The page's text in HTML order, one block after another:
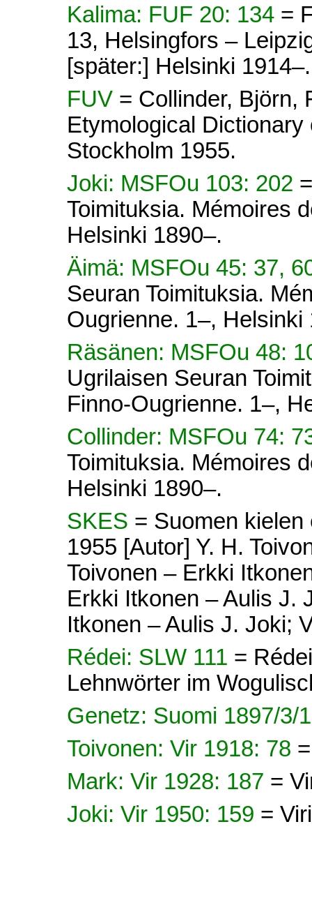
Kalima: FUF 20: 134 =
13, Helsingfors –
[später:] Helsinki 1914–.
FUV = Collinder, Björn,
Etymological
Stockholm 1955.
Joki: MSFOu 103: 202
Toimituksia. Mémoires
Helsinki 1890–.
Äimä: MSFOu 45: 37,
Seuran Toimituksia.
Ougrienne. 1–, Helsinki
Räsänen: MSFOu 48:
Ugrilaisen Seuran
Finno-Ougrienne. 1–,
Collinder: MSFOu 74:
Toimituksia. Mémoires
Helsinki 1890–.
SKES = Suomen
1955 [Autor] Y. H.
Toivonen – Erkki
Erkki Itkonen – Aulis J.
Itkonen – Aulis J. Joki;
Rédei: SLW 111 =
Lehnwörter im
Genetz: Suomi 1897/3/
Toivonen: Vir 1918: 78
Mark: Vir 1928: 187 =
Joki: Vir 1950: 159 =